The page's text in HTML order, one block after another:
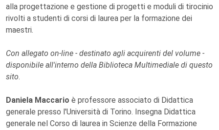
alla progettazione e gestione di progetti e moduli di tirocinio
rivolti a studenti di corsi di laurea per la formazione dei
maestri.
Con allegato on-line - destinato agli acquirenti del volume -
disponibile all'interno della Biblioteca Multimediale di questo
sito.
Daniela Maccario è professore associato di Didattica
generale presso l'Università di Torino. Insegna Didattica
generale nel Corso di laurea in Scienze della Formazione